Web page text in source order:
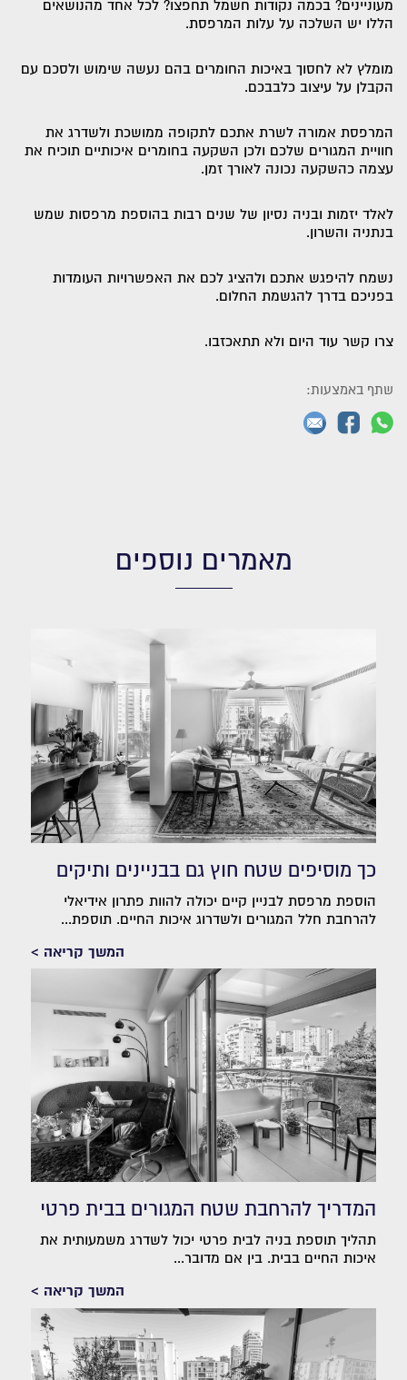
מעוניינים? בכמה נקודות חשמל תחפצו? לכל אחד מהנושאים
הללו יש השלכה על עלות המרפסת.
מומלץ לא לחסוך באיכות החומרים בהם נעשה שימוש ולסכם עם
הקבלן על עיצוב כלבבכם.
המרפסת אמורה לשרת אתכם לתקופה ממושכת ולשדרג את
חוויית המגורים שלכם ולכן השקעה בחומרים איכותיים תוכיח את
עצמה כהשקעה נכונה לאורך זמן.
לאלד יזמות ובניה נסיון של שנים רבות בהוספת מרפסות שמש
בנתניה והשרון.
נשמח להיפגש אתכם ולהציג לכם את האפשרויות העומדות
בפניכם בדרך להגשמת החלום.
צרו קשר עוד היום ולא תתאכזבו.
שתף באמצעות:
מאמרים נוספים
כך מוסיפים שטח חוץ גם בבניינים ותיקים
הוספת מרפסת לבניין קיים יכולה להוות פתרון אידיאלי
להרחבת חלל המגורים ולשדרוג איכות החיים. תוספת...
המשך קריאה >
המדריך להרחבת שטח המגורים בבית פרטי
תהליך תוספת בניה לבית פרטי יכול לשדרג משמעותית את
איכות החיים בבית. בין אם מדובר...
המשך קריאה >